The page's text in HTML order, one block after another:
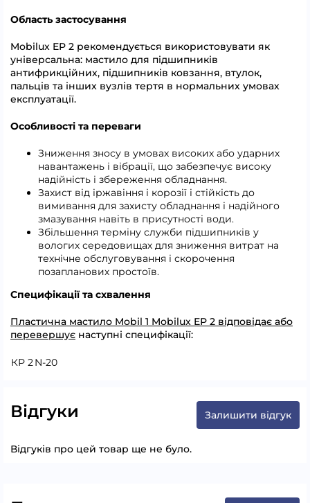
Область застосування
Mobilux EP 2 рекомендується використовувати як
універсальна: мастило для підшипників
антифрикційних, підшипників ковзання, втулок,
пальців та інших вузлів тертя в нормальних умовах
експлуатації.
Особливості та переваги
Зниження зносу в умовах високих або ударних
навантажень і вібрації, що забезпечує високу
надійність і збереження обладнання.
Захист від іржавіння і корозії і стійкість до
вимивання для захисту обладнання і надійного
змазування навіть в присутності води.
Збільшення терміну служби підшипників у
вологих середовищах для зниження витрат на
технічне обслуговування і скорочення
позапланових простоїв.
Специфікації та схвалення
Пластична мастило Mobil 1 Mobilux EP 2 відповідає або
перевершує наступні специфікації:
КР 2N-20
Відгуки Залишити відгук
Відгуків про цей товар ще не було.